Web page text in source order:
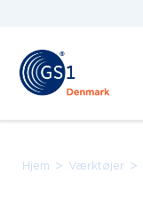
Hjem > Værktøjer >